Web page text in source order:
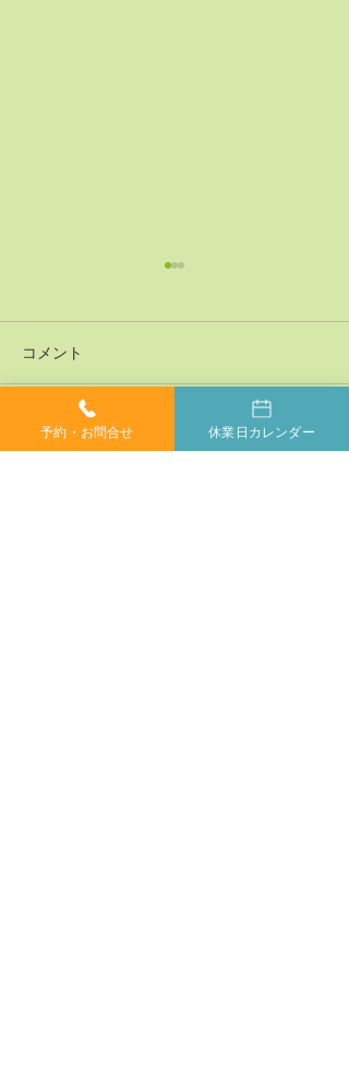
神経系機能の最適化：身
コメント
コメントを追加…
予約・お問合せ 休業日カレンダー